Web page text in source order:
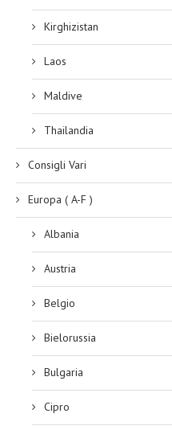
Kirghizistan
Laos
Maldive
Thailandia
Consigli Vari
Europa ( A-F )
Albania
Austria
Belgio
Bielorussia
Bulgaria
Cipro